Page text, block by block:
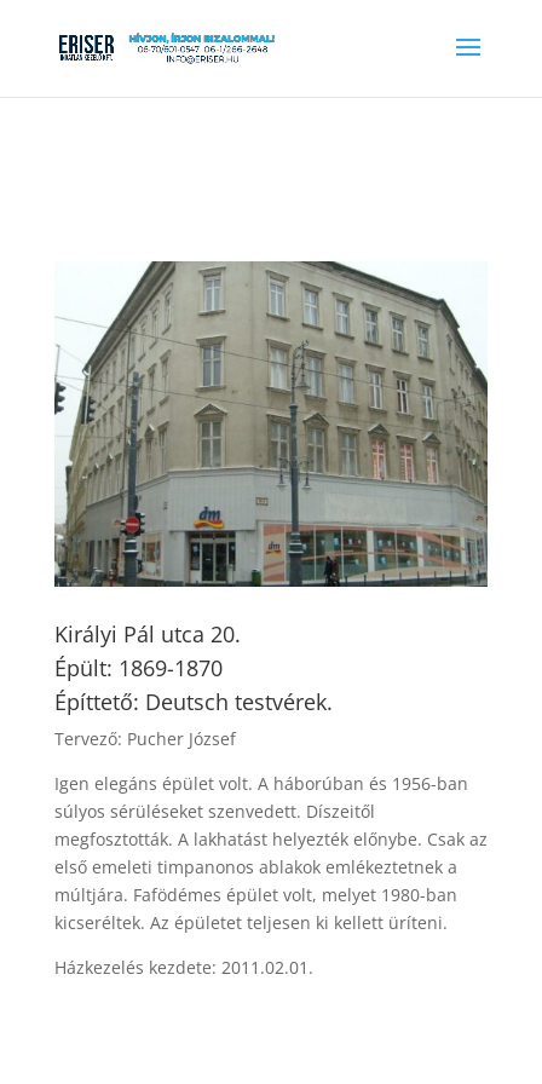
Királyi Pál utca 20.
Épült: 1869-1870
Építtető: Deutsch testvérek.
Tervező: Pucher József
Igen elegáns épület volt. A háborúban és 1956-ban
súlyos sérüléseket szenvedett. Díszeitől
megfosztották. A lakhatást helyezték előnybe. Csak az
első emeleti timpanonos ablakok emlékeztetnek a
múltjára. Fafödémes épület volt, melyet 1980-ban
kicseréltek. Az épületet teljesen ki kellett üríteni.
Házkezelés kezdete: 2011.02.01.